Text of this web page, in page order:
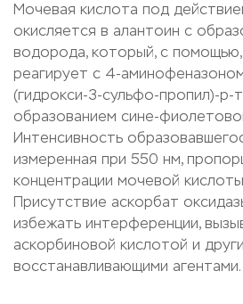
Мочевая кислота под
окисляется в алантоин с
водорода, который, с
реагирует с 4-
(гидрокси-3-сульфо-пропил)-р-
образованием сине-
Интенсивность
измеренная при 550 нм,
концентрации мочевой
Присутствие аскорбат
избежать интерференции,
аскорбиновой кислотой и
восстанавливающими агентами.